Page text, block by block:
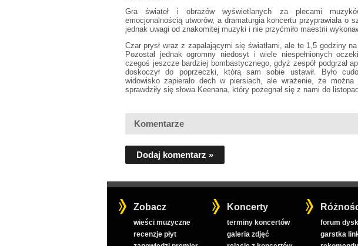
Gra świateł i obrazów wyświetlanych za plecami
emocjonalnością utworów, a dramaturgia koncertu przyprawiała o
jednak uwagi od znakomitej muzyki i nie przyćmiło maestrii
Czar prysł wraz z zapalającymi się światłami, ale te 1,5 godziny
Pozostał jednak ogromny niedosyt i wiele niespełnionych
czegoś jeszcze bardziej bombastycznego, gdyż zespół podgrzał
doskoczył do poprzeczki, którą sam sobie ustawił. Było
widowisko zapierało dech w piersiach, ale wrażenie, że można
sprawdziły się słowa Keenana, który pożegnał się z nami do
Komentarze
Dodaj komentarz »
Zobacz
wieści muzyczne
recenzje płyt
Koncerty
terminy koncertów
galeria zdjęć
forum
garstka